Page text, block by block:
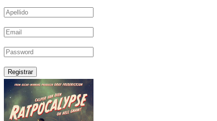
Registrar